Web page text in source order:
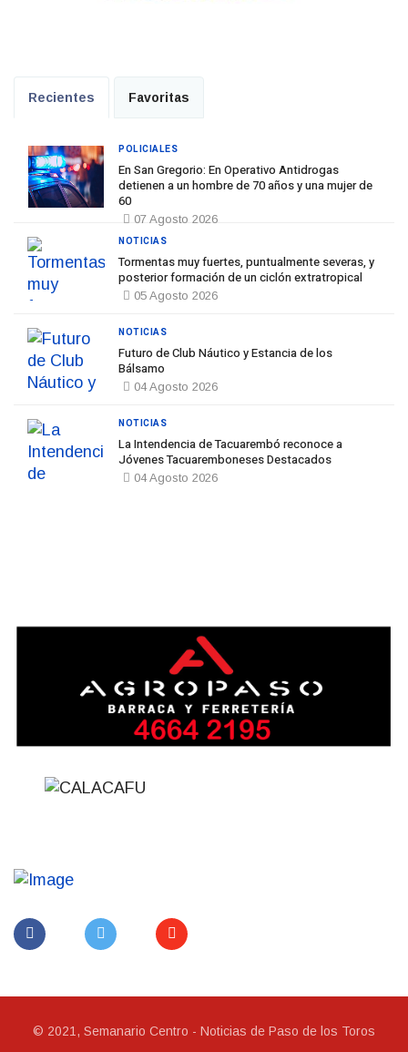
Recientes Favoritas
En San Gregorio: En Operativo Antidrogas
detienen a un hombre de 70 años y una mujer de
60
07 Agosto 2026
POLICIALES
Tormentas muy fuertes, puntualmente severas, y
posterior formación de un ciclón extratropical
05 Agosto 2026
NOTICIAS
Futuro de Club Náutico y Estancia de los
Bálsamo
04 Agosto 2026
NOTICIAS
La Intendencia de Tacuarembó reconoce a
Jóvenes Tacuaremboneses Destacados
04 Agosto 2026
NOTICIAS
© 2021, Semanario Centro - Noticias de Paso de los Toros